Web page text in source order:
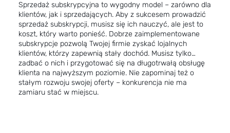
Sprzedaż subskrypcyjna to wygodny model – zarówno dla
klientów, jak i sprzedających. Aby z sukcesem prowadzić
sprzedaż subskrypcji, musisz się ich nauczyć, ale jest to
koszt, który warto ponieść. Dobrze zaimplementowane
subskrypcje pozwolą Twojej firmie zyskać lojalnych
klientów, którzy zapewnią stały dochód. Musisz tylko…
zadbać o nich i przygotować się na długotrwałą obsługę
klienta na najwyższym poziomie. Nie zapominaj też o
stałym rozwoju swojej oferty – konkurencja nie ma
zamiaru stać w miejscu.